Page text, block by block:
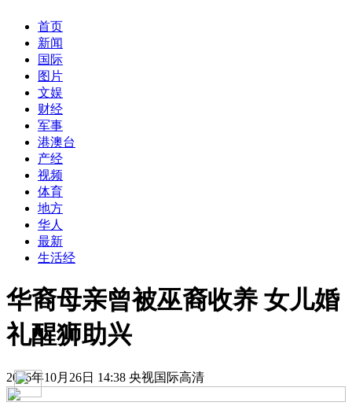
首页
新闻
国际
图片
文娱
财经
军事
港澳台
产经
视频
体育
地方
华人
最新
生活经
华裔母亲曾被巫裔收养 女儿婚
礼醒狮助兴
2016年10月26日 14:38 央视国际高清